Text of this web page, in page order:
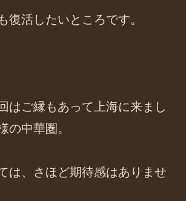
復活したいところです。
はご縁もあって上海に来まし
の中華圏。
は、さほど期待感はありませ